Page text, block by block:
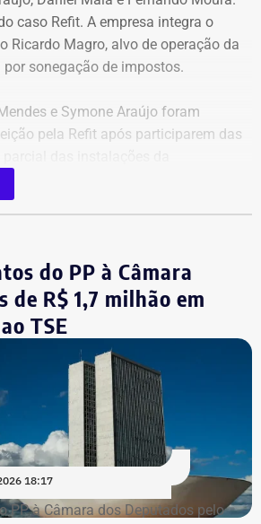
Reprodução/Internet
caso Refit. A empresa integra o
Ricardo Magro, alvo de operação da
por sonegação de impostos.
e Symone Araújo foram
pela Refit após participarem das
de 2025.
Tribunal de Justiça (STJ)
dos dois diretores na votação até
seja analisado pela Corte.
a refinaria importava
mas fingia que o material era
uma operação de refino na sua
Manguinhos.
que a operação era feita de
o ICMS na chegada do
Com a Refit postergava de
do PP à Câmara
de R$ 1,7 milhão em
TSE
18:17
PP à Câmara dos Deputados pelo